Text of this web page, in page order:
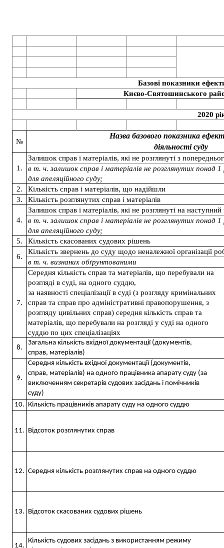
Базові показники
Києво-Святошинського
2020
№
Назва базового показника
діяльності суду
1.
Залишок справ і матеріалів, які не розглянуті з
в т. ч. залишок справ і матеріалів не розглянутих понад 1
для апеляційного суду;
2.
Кількість справ і матеріалів, що надійшли
3.
Кількість розглянутих справ і матеріалів
4.
Залишок справ і матеріалів, які не розглянуті на наступний
в т. ч. залишок справ і матеріалів не розглянутих понад 1
для апеляційного суду;
5.
Кількість скасованих судових рішень
6.
Кількість звернень до суду щодо неналежної організації
в т. ч. визнаних обґрунтованими
7.
Середня кількість справ та матеріалів, що перебували на
розгляді в суді, на одного суддю,
за наявності спеціалізації в суді (з розгляду кримінальних
справ та справ про адміністративні правопорушення, з
розгляду цивільних справ) середня кількість справ та
матеріалів, що перебували на розгляді у суді на одного
суддю по цих спеціалізаціях
8.
Загальна кількість вхідної документації (документів,
справ, матеріалів)
9.
Середня кількість вхідної документації (документів,
справ, матеріалів) на одного працівника апарату суду (за
виключенням секретарів судових засідань і помічників
суду)
10. Кількість працівників апарату суду на одного суддю
11. Відсоток розглянутих справ
12. Середня кількість розглянутих справ на одного суддю
13. Відсоток скасованих судових рішень
14.
Кількість судових засідань з використанням режиму